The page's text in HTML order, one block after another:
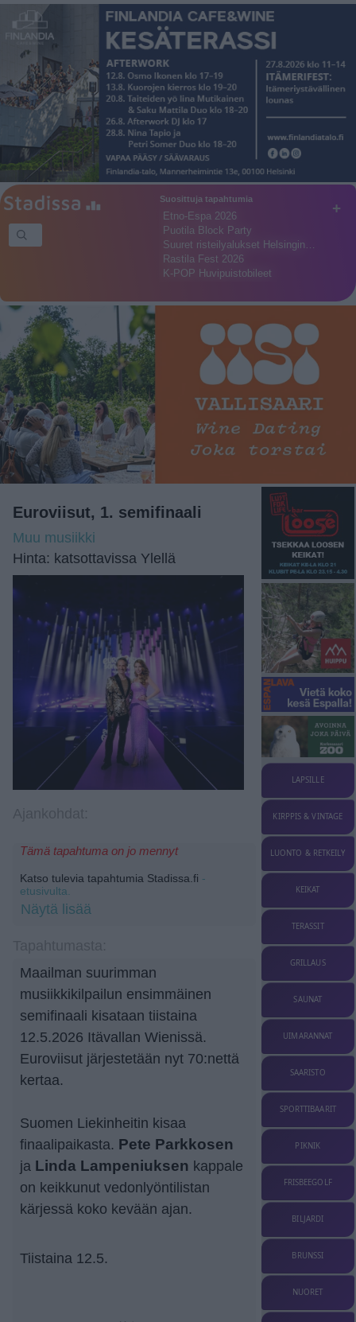
+
Suosittuja tapahtumia
Etno-Espa 2026
Puotila Block Party
Suuret risteilyalukset Helsingin…
Rastila Fest 2026
K-POP Huvipuistobileet
Euroviisut, 1. semifinaali
Muu musiikki
Hinta: katsottavissa Ylellä
Tämä tapahtuma on jo mennyt
Katso tulevia tapahtumia Stadissa.fi -
etusivulta.
Näytä lisää
Maailman suurimman
musiikkikilpailun ensimmäinen
semifinaali kisataan tiistaina
12.5.2026 Itävallan Wienissä.
Euroviisut järjestetään nyt 70:nettä
kertaa.
Suomen Liekinheitin kisaa
finaalipaikasta. Pete Parkkosen
ja Linda Lampeniuksen kappale
on keikkunut vedonlyöntilistan
kärjessä koko kevään ajan.
Tiistaina 12.5.
LAPSILLE
KIRPPIS & VINTAGE
LUONTO & RETKEILY
KEIKAT
TERASSIT
GRILLAUS
SAUNAT
UIMARANNAT
SAARISTO
SPORTTIBAARIT
PIKNIK
FRISBEEGOLF
BILJARDI
BRUNSSI
NUORET